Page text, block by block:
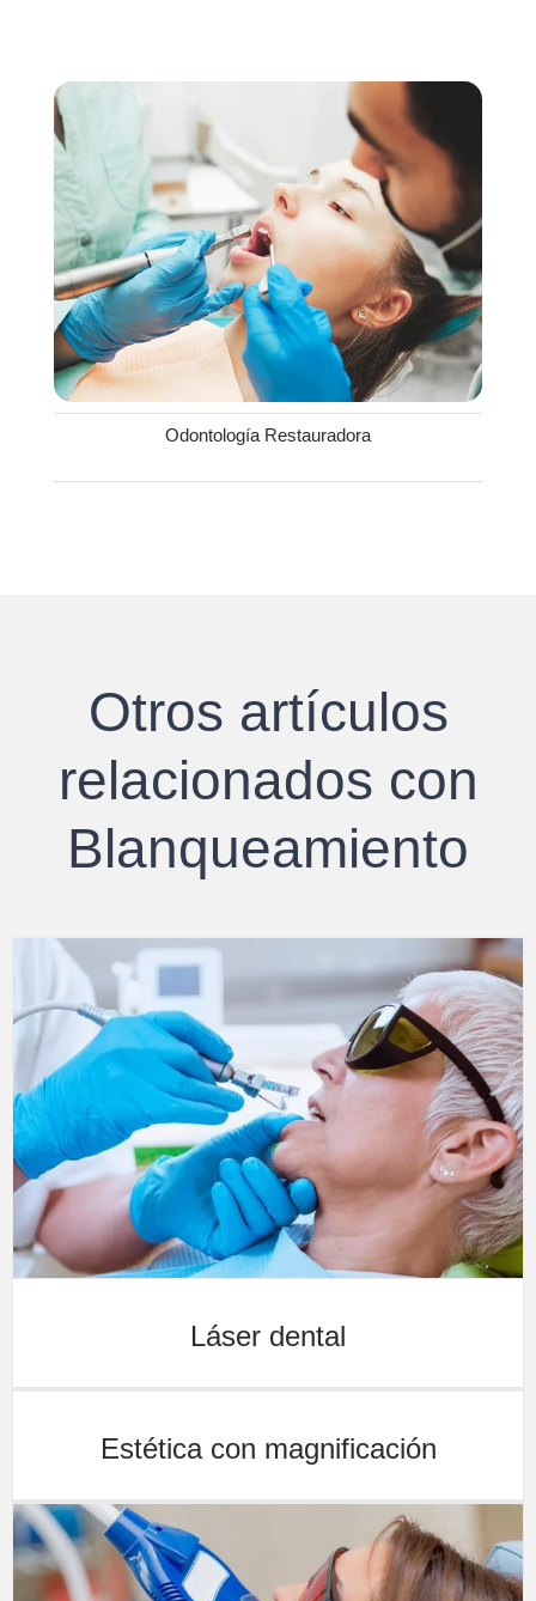
Odontología Restauradora
Otros artículos
relacionados con
Blanqueamiento
Láser dental
Estética con magnificación